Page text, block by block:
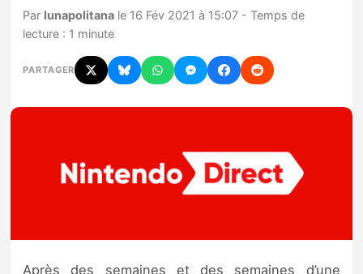
Jeux
Hardware
Rumeurs
Tests et previews
Par lunapolitana le 16 Fév 2021 à 15:07 - Temps de
lecture : 1 minute
PARTAGER
Après des semaines et des semaines d’une